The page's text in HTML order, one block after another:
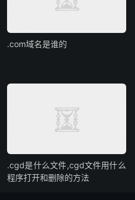
.com域名是谁的
.cgd是什么文件,cgd文件用什么
程序打开和删除的方法